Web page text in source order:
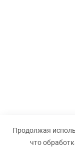
Продолжая
что